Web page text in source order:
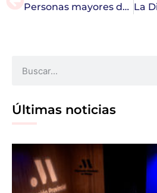
Personas mayores de 65 años de la provincia confeccionarán trajes regionales en la V edición de los talleres ‘Mayores de la costura’
Últimas noticias